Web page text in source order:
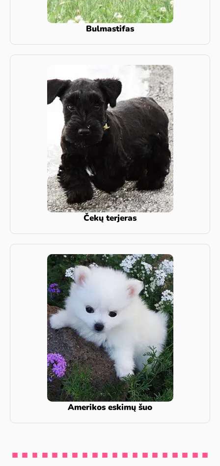
Bulmastifas
Čekų terjeras
Amerikos eskimų šuo